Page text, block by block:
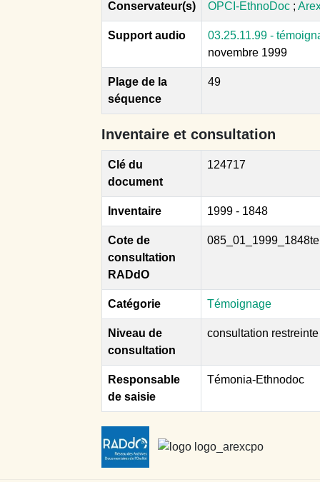
Conservateur(s) OPCI-EthnoDoc ;
Support audio
03.25.11.99 -
novembre 1999
Plage de la
séquence
49
Inventaire et consultation
Clé du
document
124717
Inventaire 1999 - 1848
Cote de
consultation
RADdO
085_01_1999_1848te
Catégorie Témoignage
Niveau de
consultation
consultation restreinte
Responsable
de saisie
Témonia-Ethnodoc